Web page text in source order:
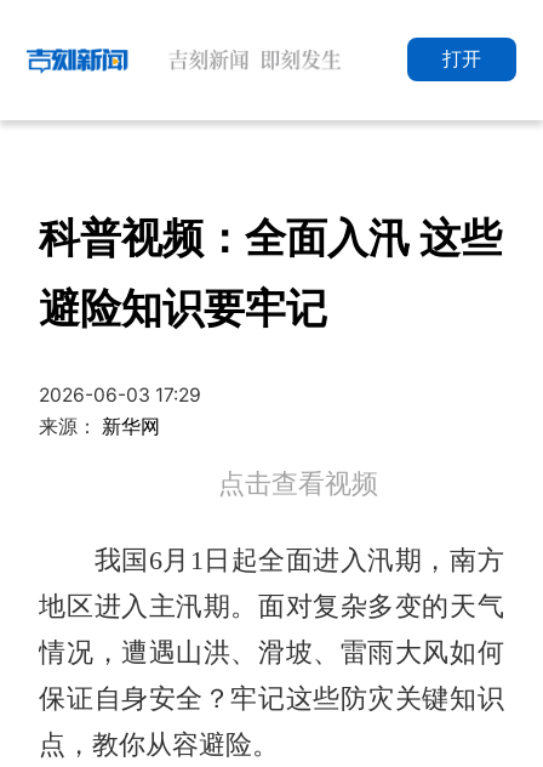
打开
科普视频：全面入汛 这些
避险知识要牢记
2026-06-03 17:29
来源： 新华网
点击查看视频
我国6月1日起全面进入汛期，南方
地区进入主汛期。面对复杂多变的天气
情况，遭遇山洪、滑坡、雷雨大风如何
保证自身安全？牢记这些防灾关键知识
点，教你从容避险。